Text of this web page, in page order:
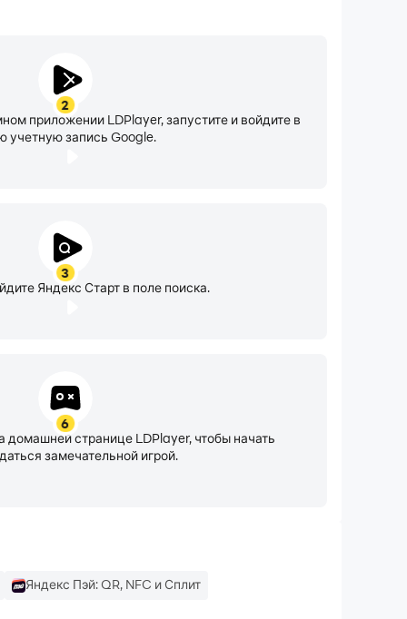
2
приложении LDPlayer, запустите и войдите в
учетную запись Google.
3
Яндекс Старт в поле поиска.
6
домашней странице LDPlayer, чтобы начать
замечательной игрой.
Яндекс Пэй: QR, NFC и Сплит